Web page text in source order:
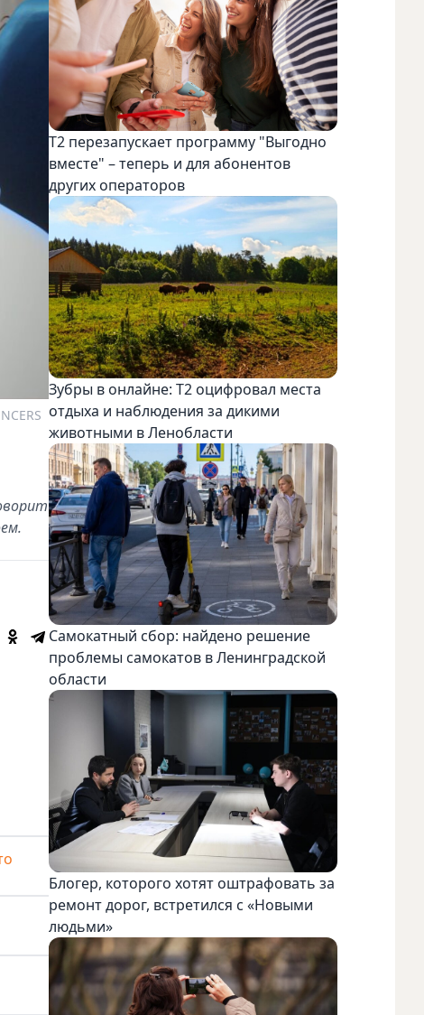
Т2 перезапускает программу "Выгодно
вместе" – теперь и для абонентов
других операторов
Зубры в онлайне: Т2 оцифровал места
отдыха и наблюдения за дикими
животными в Ленобласти
Самокатный сбор: найдено решение
проблемы самокатов в Ленинградской
области
Блогер, которого хотят оштрафовать за
ремонт дорог, встретился с «Новыми
людьми»